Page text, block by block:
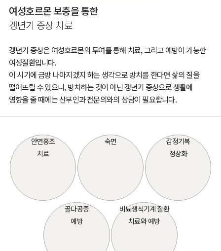
여성호르몬 보충을 통한
갱년기 증상 치료
갱년기 증상은 여성호르몬의 투여를 통해 치료, 그리고 예방이 가능한
여성질환입니다.
이 시기에 금방 나아지겠지 하는 생각으로 방치를 한다면 삶의 질을
떨어뜨릴 수 있으니, 방치하는 것이 아닌 갱년기 증상으로 생활에
영향을 줄 때에는 산부인과 전문의와의 상담이 필요합니다.
안면홍조
치료
숙면
감정기복
정상화
골다공증
예방
비뇨생식기계 질환
치료와 예방